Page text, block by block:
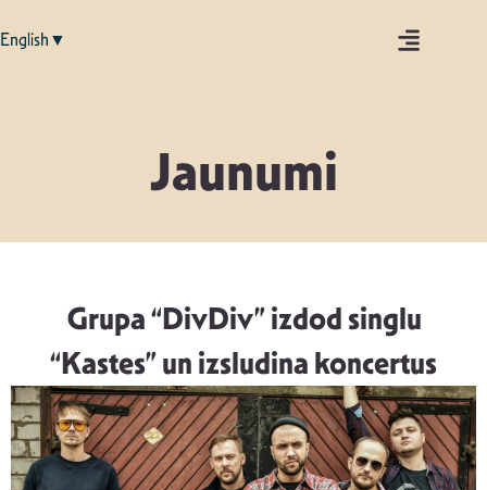
English▼
Jaunumi
Grupa “DivDiv” izdod singlu
“Kastes” un izsludina koncertus